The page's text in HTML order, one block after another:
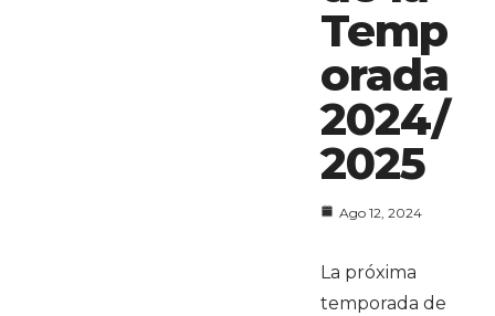
Temp
orada
2024/
2025
Ago 12, 2024
La próxima
temporada de